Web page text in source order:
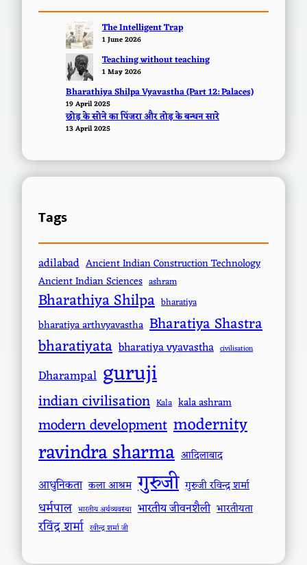
The Intelligent Trap
1 June 2026
Teaching without teaching
1 May 2026
Bharathiya Shilpa Vyavastha (Part 12: Palaces)
19 April 2025
छोड़ के सोने का पिंजरा और तोड़ के बन्धन सारे
13 April 2025
Tags
adilabad Ancient Indian Construction Technology
Ancient Indian Sciences ashram
Bharathiya Shilpa bharatiya
bharatiya arthvyavastha Bharatiya Shastra
bharatiyata bharatiya vyavastha civilisation
Dharampal guruji
indian civilisation Kala kala ashram
modern development modernity
ravindra sharma आदिलाबाद
आधुनिकता कला आश्रम गुरुजी गुरुजी रविन्द्र शर्मा
धर्मपाल भारतीय अर्थव्यवस्था भारतीय जीवनशैली भारतीयता
रविंद्र शर्मा रवीन्द्र शर्मा जी